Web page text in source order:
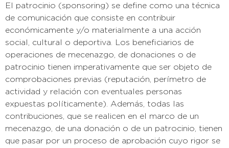
El patrocinio (sponsoring) se define como una técnica
de comunicación que consiste en contribuir
económicamente y/o materialmente a una acción
social, cultural o deportiva. Los beneficiarios de
operaciones de mecenazgo, de donaciones o de
patrocinio tienen imperativamente que ser objeto de
comprobaciones previas (reputación, perímetro de
actividad y relación con eventuales personas
expuestas políticamente). Además, todas las
contribuciones, que se realicen en el marco de un
mecenazgo, de una donación o de un patrocinio, tienen
que pasar por un proceso de aprobación cuyo rigor se